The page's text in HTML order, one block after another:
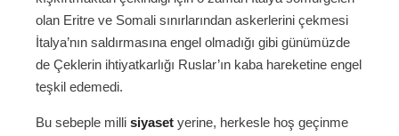
olan Eritre ve Somali sınırlarından askerlerini çekmesi
İtalya’nın saldırmasına engel olmadığı gibi günümüzde
de Çeklerin ihtiyatkarlığı Ruslar’ın kaba hareketine engel
teşkil edemedi.
Bu sebeple milli siyaset yerine, herkesle hoş geçinme